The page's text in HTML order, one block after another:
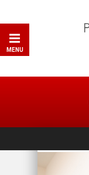
MENU